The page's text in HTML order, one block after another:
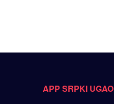
APP SRPKI UGAO